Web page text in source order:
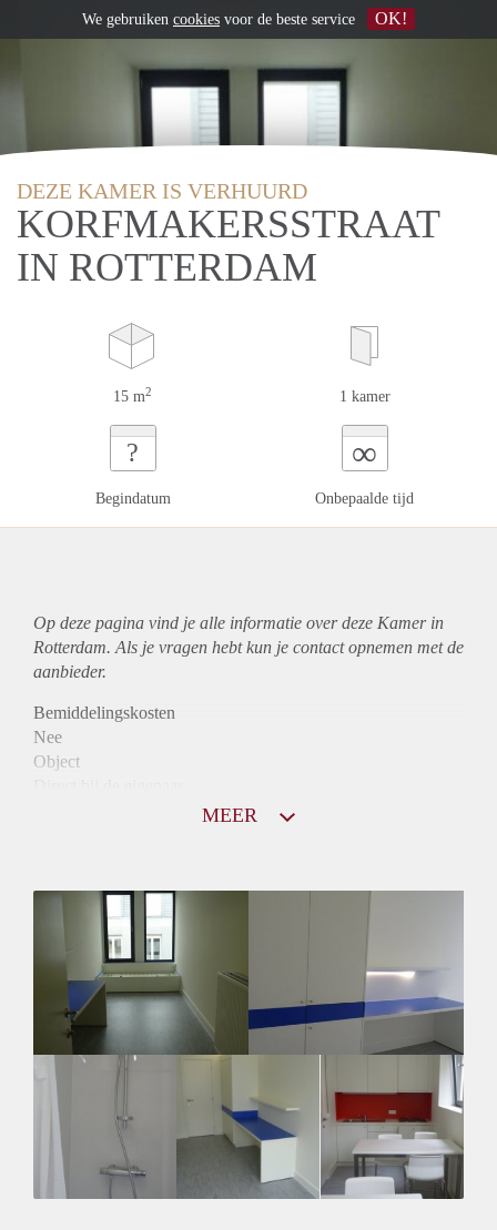
DEZE KAMER IS VERHUURD
KORFMAKERSSTRAAT
IN ROTTERDAM
15 m2 1 kamer
?
Begindatum
∞
Onbepaalde tijd
Op deze pagina vind je alle informatie over deze Kamer in
Rotterdam. Als je vragen hebt kun je contact opnemen met de
aanbieder.
Bemiddelingskosten
Nee
Object
Huurtoeslag
Inkomen eis
N.V.T.
Huurtermijn
Onbepaalde termijn
Oplevering
Kaal
MEER
We gebruiken cookies voor de beste service OK!